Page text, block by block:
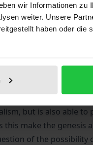
wir Informationen zu
weiter. Unsere
haben oder die
of Mind, a
but is also able
make the genesis
of the